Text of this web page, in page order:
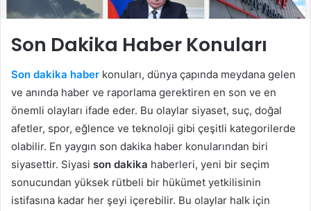
Son Dakika Haber Konuları
Son dakika haber konuları, dünya çapında meydana gelen
ve anında haber ve raporlama gerektiren en son ve en
önemli olayları ifade eder. Bu olaylar siyaset, suç, doğal
afetler, spor, eğlence ve teknoloji gibi çeşitli kategorilerde
olabilir. En yaygın son dakika haber konularından biri
siyasettir. Siyasi son dakika haberleri, yeni bir seçim
sonucundan yüksek rütbeli bir hükümet yetkilisinin
istifasına kadar her şeyi içerebilir. Bu olaylar halk için